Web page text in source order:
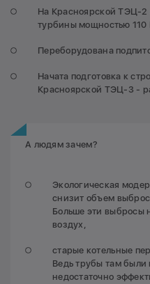
На Красноярской ТЭЦ-2
турбины мощностью 110
Переборудована
Начата подготовка к
Красноярской ТЭЦ-3 -
А людям зачем?
Экологическая
снизит объем
Больше эти выбросы
воздух,
старые котельные
Ведь трубы там были
недостаточно